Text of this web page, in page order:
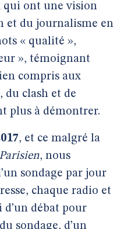
qui ont une vision
et du journalisme en
« qualité »,
», témoignant
compris aux
du clash et de
plus à démontrer.
, et ce malgré la
Parisien, nous
sondage par jour
chaque radio et
d’un débat pour
sondage, d’un